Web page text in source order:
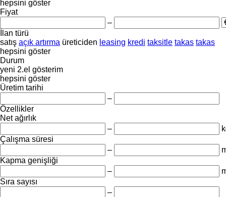
hepsini göster
Fiyat
–
İlan türü
satış açık artırma üreticiden leasing kredi taksitle takas takas
hepsini göster
Durum
yeni 2.el gösterim
hepsini göster
Üretim tarihi
–
Özellikler
Net ağırlık
–
Çalışma süresi
–
Kapma genişliği
–
Sıra sayısı
–